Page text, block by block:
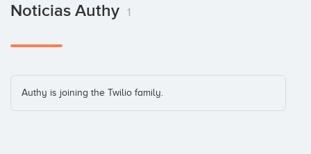
Noticias Authy 1
Authy is joining the Twilio family.